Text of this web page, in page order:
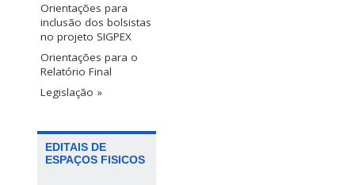
Orientações para
inclusão dos bolsistas
no projeto SIGPEX
Orientações para o
Relatório Final
Legislação »
EDITAIS DE
ESPAÇOS FISICOS